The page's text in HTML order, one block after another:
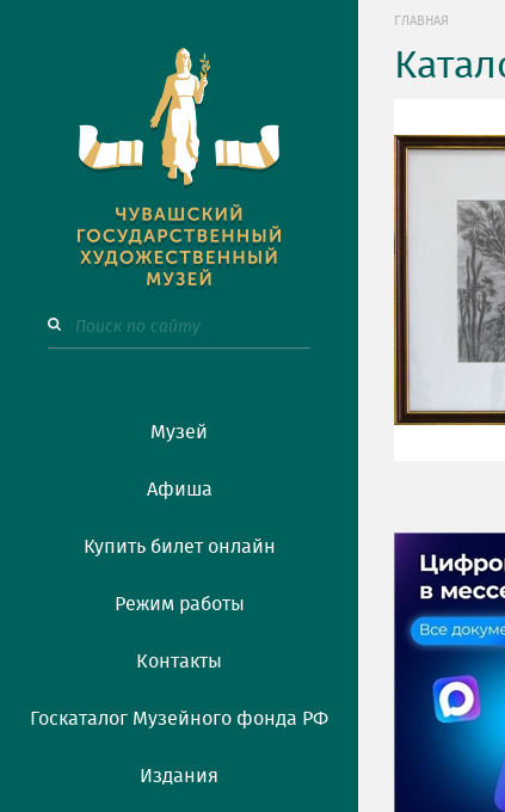
Музей
Афиша
Купить билет онлайн
Режим работы
Контакты
Госкаталог Музейного фонда РФ
Издания
ГЛАВНАЯ